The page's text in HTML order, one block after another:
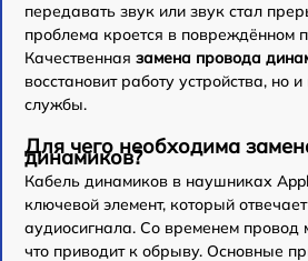
передавать звук или звук стал
проблема кроется в повреждённом
Качественная замена провода
восстановит работу устройства, но
службы.
Для чего необходима
динамиков?
Кабель динамиков в наушниках
ключевой элемент, который
аудиосигнала. Со временем провод
что приводит к обрыву. Основные